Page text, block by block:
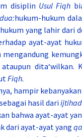
disiplin Usul Fiqh
hukum-hukum
yang lahir dari
ayat-ayat
mengandung
dita‘wilkan.
Fiqh.
hampir
hasil dariijtihad
bahwa ayat-ayat
dari ayat-ayat yang